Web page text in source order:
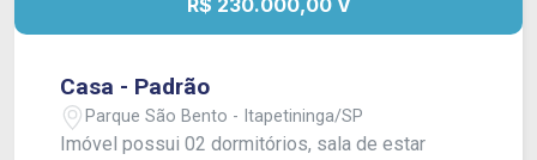
R$ 230.000,00 V
Casa - Padrão
Parque São Bento - Itapetininga/SP
Imóvel possui 02 dormitórios, sala de estar